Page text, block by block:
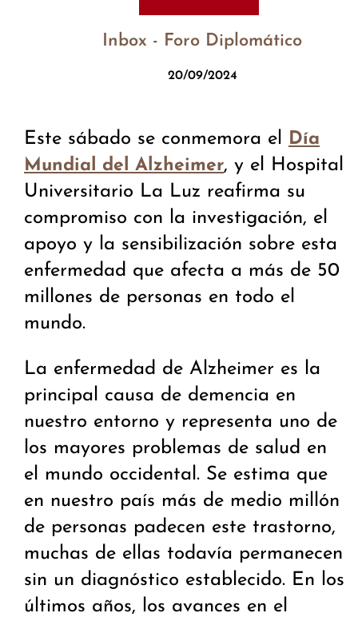
Inbox - Foro Diplomático
20/09/2024
Este sábado se conmemora el Día
Mundial del Alzheimer, y el Hospital
Universitario La Luz reafirma su
compromiso con la investigación, el
apoyo y la sensibilización sobre esta
enfermedad que afecta a más de 50
millones de personas en todo el
mundo.
La enfermedad de Alzheimer es la
principal causa de demencia en
nuestro entorno y representa uno de
los mayores problemas de salud en
el mundo occidental. Se estima que
en nuestro país más de medio millón
de personas padecen este trastorno,
muchas de ellas todavía permanecen
sin un diagnóstico establecido. En los
últimos años, los avances en el